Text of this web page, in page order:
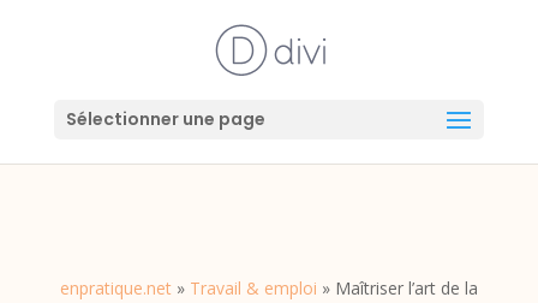
Sélectionner une page
enpratique.net» Travail & emploi » Maîtriser l’art de la